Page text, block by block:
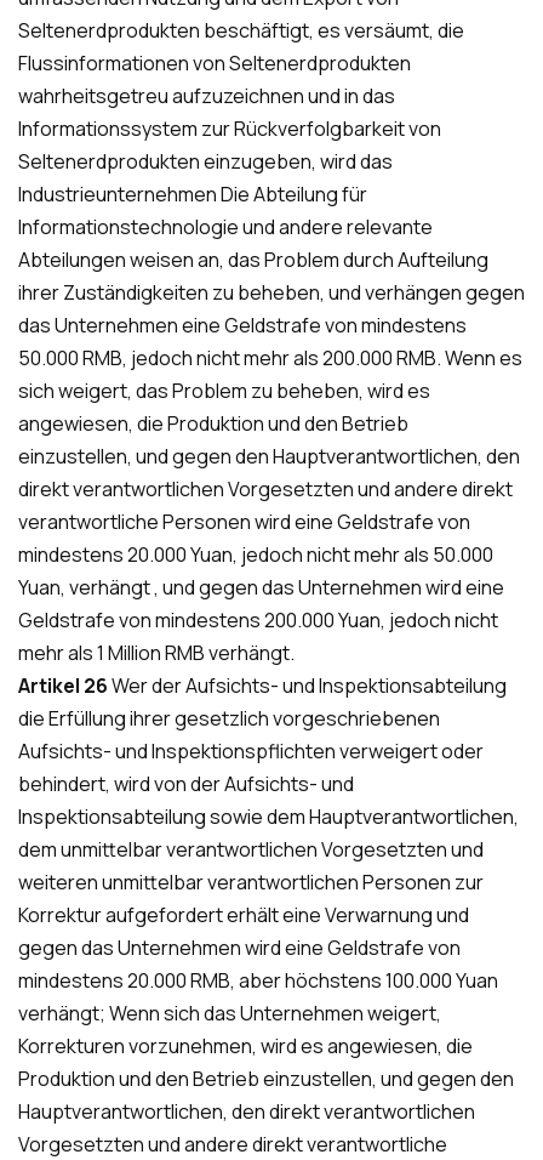
Seltenerdprodukten beschäftigt, es versäumt, die
Flussinformationen von Seltenerdprodukten
wahrheitsgetreu aufzuzeichnen und in das
Informationssystem zur Rückverfolgbarkeit von
Seltenerdprodukten einzugeben, wird das
Industrieunternehmen Die Abteilung für
Informationstechnologie und andere relevante
Abteilungen weisen an, das Problem durch Aufteilung
ihrer Zuständigkeiten zu beheben, und verhängen gegen
das Unternehmen eine Geldstrafe von mindestens
50.000 RMB, jedoch nicht mehr als 200.000 RMB. Wenn es
sich weigert, das Problem zu beheben, wird es
angewiesen, die Produktion und den Betrieb
einzustellen, und gegen den Hauptverantwortlichen, den
direkt verantwortlichen Vorgesetzten und andere direkt
verantwortliche Personen wird eine Geldstrafe von
mindestens 20.000 Yuan, jedoch nicht mehr als 50.000
Yuan, verhängt , und gegen das Unternehmen wird eine
Geldstrafe von mindestens 200.000 Yuan, jedoch nicht
mehr als 1 Million RMB verhängt.
Artikel 26Wer der Aufsichts- und Inspektionsabteilung
die Erfüllung ihrer gesetzlich vorgeschriebenen
Aufsichts- und Inspektionspflichten verweigert oder
behindert, wird von der Aufsichts- und
Inspektionsabteilung sowie dem Hauptverantwortlichen,
dem unmittelbar verantwortlichen Vorgesetzten und
weiteren unmittelbar verantwortlichen Personen zur
Korrektur aufgefordert erhält eine Verwarnung und
gegen das Unternehmen wird eine Geldstrafe von
mindestens 20.000 RMB, aber höchstens 100.000 Yuan
verhängt; Wenn sich das Unternehmen weigert,
Korrekturen vorzunehmen, wird es angewiesen, die
Produktion und den Betrieb einzustellen, und gegen den
Hauptverantwortlichen, den direkt verantwortlichen
Vorgesetzten und andere direkt verantwortliche